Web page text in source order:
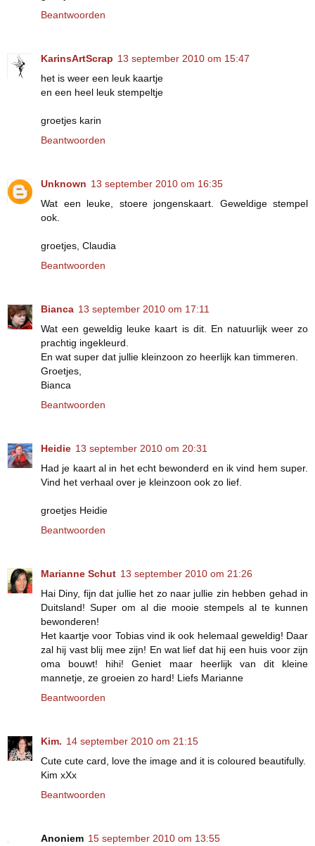
Beantwoorden
KarinsArtScrap 13 september 2010 om 15:47
het is weer een leuk kaartje
en een heel leuk stempeltje
groetjes karin
Beantwoorden
Unknown 13 september 2010 om 16:35
Wat een leuke, stoere jongenskaart. Geweldige stempel
ook.
groetjes, Claudia
Beantwoorden
Bianca 13 september 2010 om 17:11
Wat een geweldig leuke kaart is dit. En natuurlijk weer zo
prachtig ingekleurd.
En wat super dat jullie kleinzoon zo heerlijk kan timmeren.
Groetjes,
Bianca
Beantwoorden
Heidie 13 september 2010 om 20:31
Had je kaart al in het echt bewonderd en ik vind hem super.
Vind het verhaal over je kleinzoon ook zo lief.
groetjes Heidie
Beantwoorden
Marianne Schut 13 september 2010 om 21:26
Hai Diny, fijn dat jullie het zo naar jullie zin hebben gehad in
Duitsland! Super om al die mooie stempels al te kunnen
bewonderen!
Het kaartje voor Tobias vind ik ook helemaal geweldig! Daar
zal hij vast blij mee zijn! En wat lief dat hij een huis voor zijn
oma bouwt! hihi! Geniet maar heerlijk van dit kleine
mannetje, ze groeien zo hard! Liefs Marianne
Beantwoorden
Kim. 14 september 2010 om 21:15
Cute cute card, love the image and it is coloured beautifully.
Kim xXx
Beantwoorden
Anoniem 15 september 2010 om 13:55